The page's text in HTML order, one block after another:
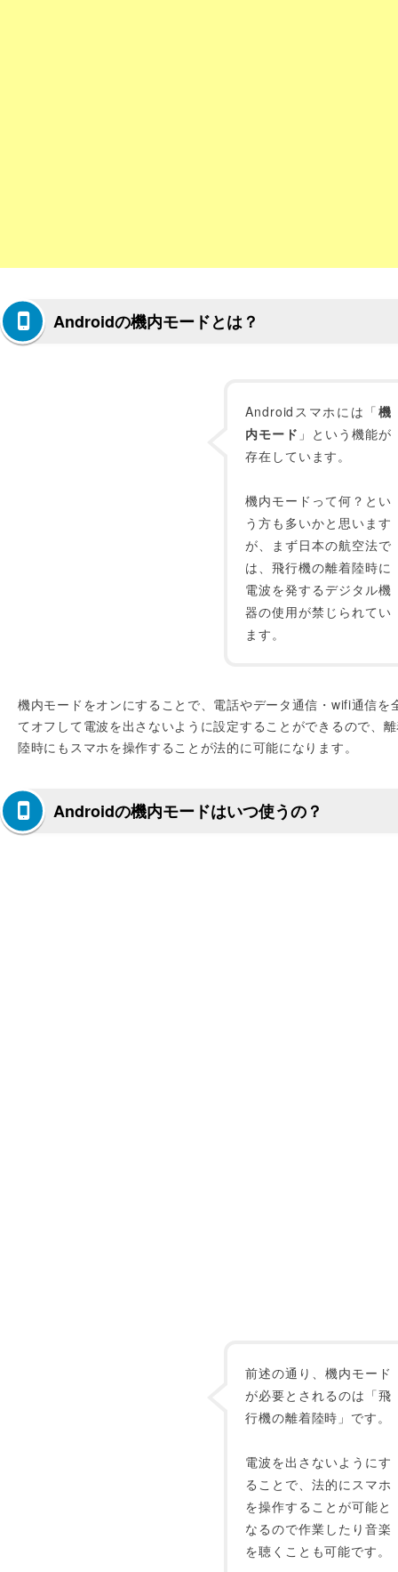
Androidの機内モードとは？
Androidスマホには「機
内モード 」という機能が
存在しています。
機内モードって何？とい
う方も多いかと思います
が、まず日本の航空法で
は、飛行機の離着陸時に
電波を発するデジタル機
器の使用が禁じられてい
ます。
機内モードをオンにすることで、電話やデータ通信・wifi通信を
てオフして電波を出さないように設定することができるので、
陸時にもスマホを操作することが法的に可能になります。
Androidの機内モードはいつ使うの？
前述の通り、機内モード
が必要とされるのは「飛
行機の離着陸時」です。
電波を出さないようにす
ることで、法的にスマホ
を操作することが可能と
なるので作業したり音楽
を聴くことも可能です。